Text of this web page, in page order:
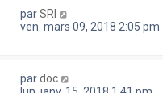
parSRI
ven. mars 09, 2018 2:05 pm
pardoc